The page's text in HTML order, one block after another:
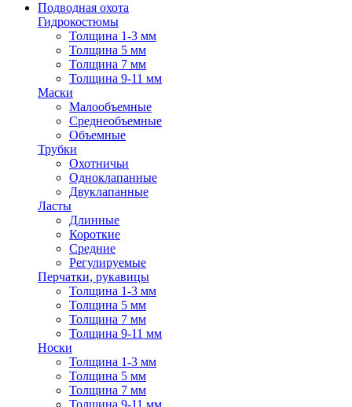
Подводная охота
Гидрокостюмы
Толщина 1-3 мм
Толщина 5 мм
Толщина 7 мм
Толщина 9-11 мм
Маски
Малообъемные
Среднеобъемные
Объемные
Трубки
Охотничьи
Одноклапанные
Двуклапанные
Ласты
Длинные
Короткие
Средние
Регулируемые
Перчатки, рукавицы
Толщина 1-3 мм
Толщина 5 мм
Толщина 7 мм
Толщина 9-11 мм
Носки
Толщина 1-3 мм
Толщина 5 мм
Толщина 7 мм
Толщина 9-11 мм